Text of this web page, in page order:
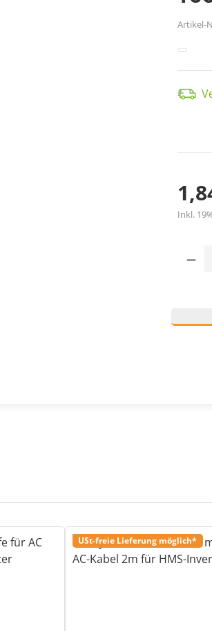
Artikel-
Inkl.
USt-freie Lieferung möglich*